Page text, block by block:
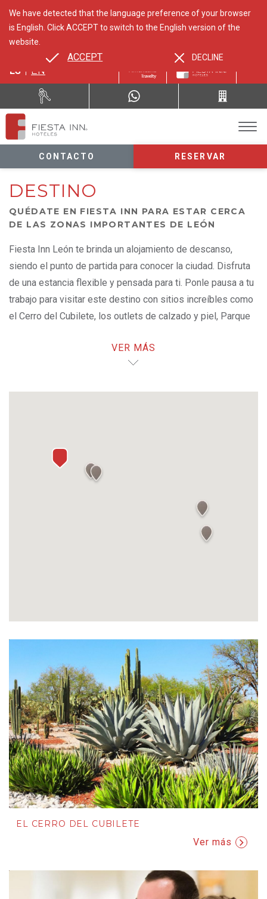
ES EN
CONTACTO RESERVAR
We have detected that the language preference of your browser
is English. Click ACCEPT to switch to the English version of the
website.
ACCEPT DECLINE
DESTINO
QUÉDATE EN FIESTA INN PARA ESTAR CERCA
DE LAS ZONAS IMPORTANTES DE LEÓN
Fiesta Inn León te brinda un alojamiento de descanso,
siendo el punto de partida para conocer la ciudad. Disfruta
de una estancia flexible y pensada para ti. Ponle pausa a tu
trabajo para visitar este destino con sitios increíbles como
el Cerro del Cubilete, los outlets de calzado y piel, Parque
¡LA MEJOR TARIFA AQUÍ!
VER MÁS
EL CERRO DEL CUBILETE
Ver más